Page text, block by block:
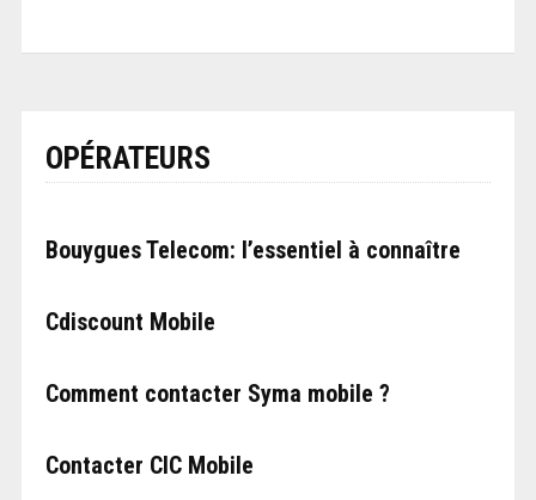
OPÉRATEURS
Bouygues Telecom: l’essentiel à connaître
Cdiscount Mobile
Comment contacter Syma mobile ?
Contacter CIC Mobile